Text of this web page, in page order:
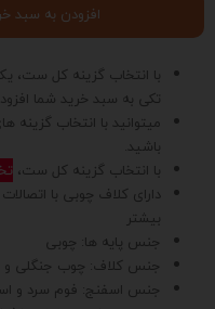
با انتخاب گزینه کل ست،
تکی به سبد خرید شما
میتوانید با انتخاب گزینه
باشید.
با انتخاب گزینه کل ست،
دارای کلاف چوبی با
بیشتر
جنس پایه ها: چوبی
جنس کلاف: چوب جنگلی
جنس اسفنج: فوم سرد و اسفنج30
افزودن به سبد